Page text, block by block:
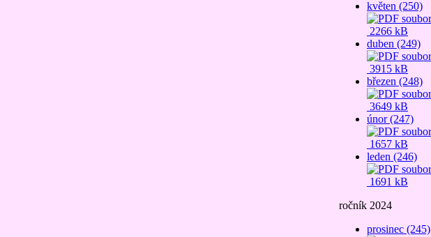
květen (250)
2266 kB
duben (249)
3915 kB
březen (248)
3649 kB
únor (247)
1657 kB
leden (246)
1691 kB
ročník 2024
prosinec (245)